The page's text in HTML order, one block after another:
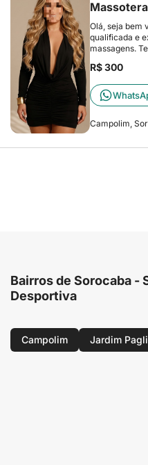
Olá, seja bem
qualificada e
massagens.
R$ 300
Campolim,
Bairros de Sorocaba -
Desportiva
Campolim Jardim